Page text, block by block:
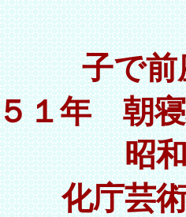
談
子で前
１年 朝
年
化庁芸